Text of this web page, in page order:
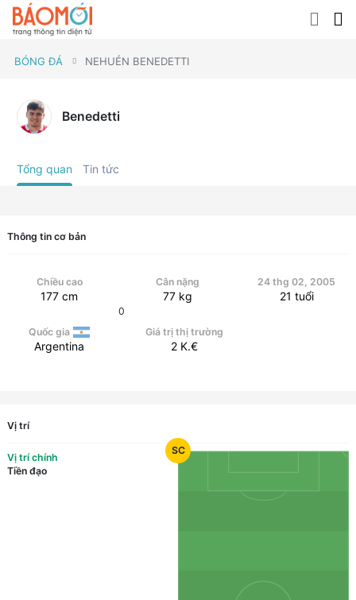
BÓNG ĐÁ NEHUÉN BENEDETTI
Benedetti
Tổng quan Tin tức
Thông tin cơ bản
Chiều cao
177 cm
Cân nặng
77 kg
24 thg 02, 2005
21 tuổi
Quốc gia
Argentina
0
Giá trị thị trường
2 K.€
Vị trí
Vị trí chính
Tiền đạo
SC